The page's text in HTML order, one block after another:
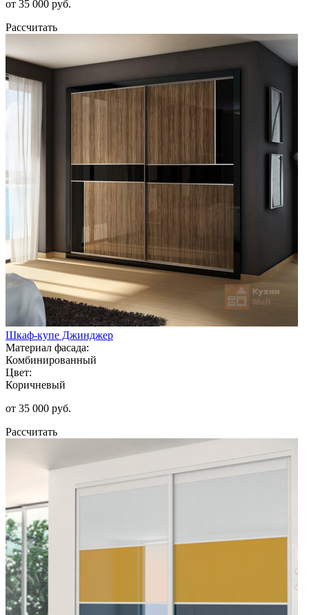
от 35 000 руб.
Рассчитать
Шкаф-купе Джинджер
Материал фасада:
Комбинированный
Цвет:
Коричневый
от 35 000 руб.
Рассчитать